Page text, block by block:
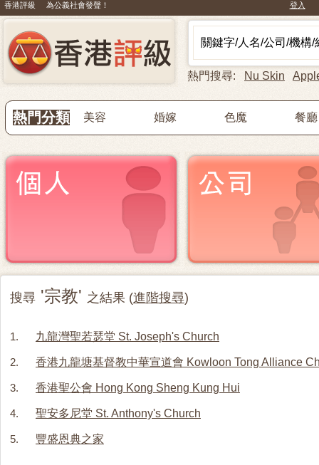
香港評級 為公義社會發聲！ 登入
熱門搜尋: Nu Skin
熱門分類 美容 婚嫁 色魔 餐廳
搜尋 '宗教' 之結果 (進階搜尋)
1. 九龍灣聖若瑟堂 St. Joseph's Church
2. 香港九龍塘基督教中華宣道會 Kowloon Tong Alliance
3. 香港聖公會 Hong Kong Sheng Kung Hui
4. 聖安多尼堂 St. Anthony's Church
5. 豐盛恩典之家